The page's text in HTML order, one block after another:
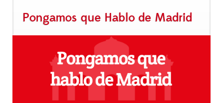
Pongamos que Hablo de Madrid